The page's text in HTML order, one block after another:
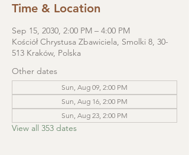
Time & Location
Sep 15, 2030, 2:00 PM – 4:00 PM
Kościół Chrystusa Zbawiciela, Smolki 8, 30-
513 Kraków, Polska
Other dates
Sun, Aug 09, 2:00 PM
Sun, Aug 16, 2:00 PM
Sun, Aug 23, 2:00 PM
View all 353 dates